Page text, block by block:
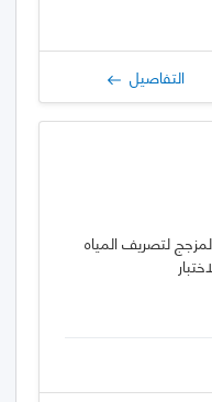
ذات سطح داخلي
التفاصيل
لتصريف المياه